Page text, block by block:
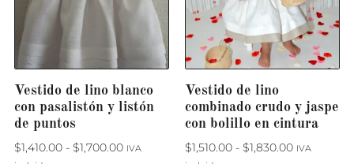
Vestido de lino blanco
con pasalistón y listón
de puntos
$1,410.00 - $1,700.00 IVA
Vestido de lino
combinado crudo y jaspe
con bolillo en cintura
$1,510.00 - $1,830.00 IVA